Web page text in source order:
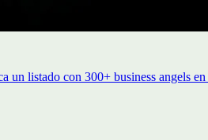
un listado con 300+ business angels en